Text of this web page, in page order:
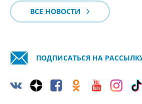
ВСЕ НОВОСТИ
ПОДПИСАТЬСЯ НА